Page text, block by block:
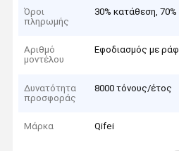
Όροι
πληρωμής
30% κατάθεση,
Αριθμό
μοντέλου
Εφοδιασμός με
Δυνατότητα
προσφοράς
8000 τόνους/έτος
Μάρκα Qifei